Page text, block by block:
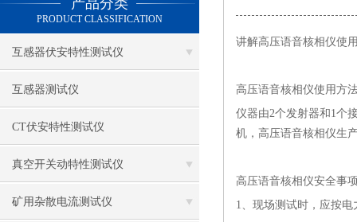
产品分类
PRODUCT CLASSIFICATION
互感器伏安特性测试仪
互感器测试仪
CT伏安特性测试仪
真空开关动特性测试仪
矿用杂散电流测试仪
讲解高压语音核相仪使
高压语音核相仪使用方
仪器由2个发射器和1个
机，高压语音核相仪生
高压语音核相仪安全事
1、现场测试时，应按